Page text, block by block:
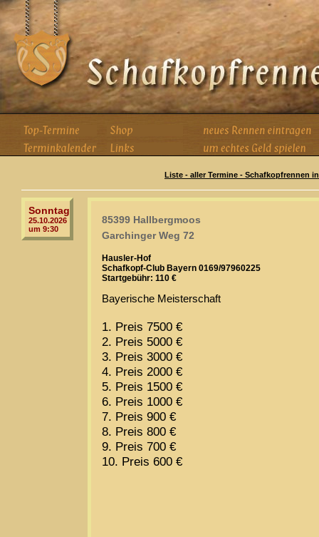
Liste - aller Termine - Schafkopfrennen
Sonntag
25.10.2026
um 9:30
85399 Hallbergmoos
Garchinger Weg 72
Hausler-Hof
Schafkopf-Club Bayern 0169/97960225
Startgebühr: 110 €
Bayerische Meisterschaft
1. Preis 7500 €
2. Preis 5000 €
3. Preis 3000 €
4. Preis 2000 €
5. Preis 1500 €
6. Preis 1000 €
7. Preis 900 €
8. Preis 800 €
9. Preis 700 €
10. Preis 600 €